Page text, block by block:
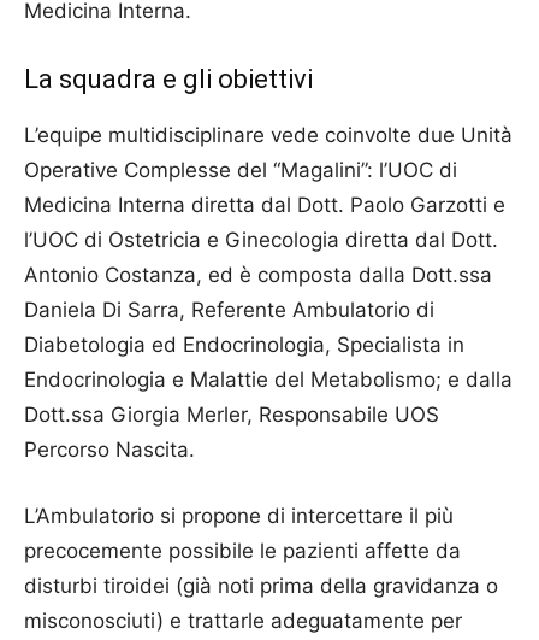
Medicina Interna.
La squadra e gli obiettivi
L’equipe multidisciplinare vede coinvolte due Unità
Operative Complesse del “Magalini”: l’UOC di
Medicina Interna diretta dal Dott. Paolo Garzotti e
l’UOC di Ostetricia e Ginecologia diretta dal Dott.
Antonio Costanza, ed è composta dalla Dott.ssa
Daniela Di Sarra, Referente Ambulatorio di
Diabetologia ed Endocrinologia, Specialista in
Endocrinologia e Malattie del Metabolismo; e dalla
Dott.ssa Giorgia Merler, Responsabile UOS
Percorso Nascita.
L’Ambulatorio si propone di intercettare il più
precocemente possibile le pazienti affette da
disturbi tiroidei (già noti prima della gravidanza o
misconosciuti) e trattarle adeguatamente per